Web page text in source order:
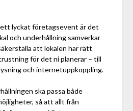
lyckat företagsevent är det
och underhållning samverkar
att lokalen har rätt
för det ni planerar – till
och internetuppkoppling.
ska passa både
så att allt från